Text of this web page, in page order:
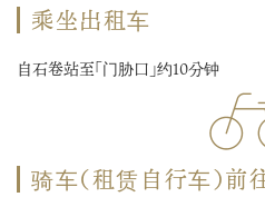
乘坐出租车
自石卷站至「门胁口」约10分钟
骑车（租赁自行车）前